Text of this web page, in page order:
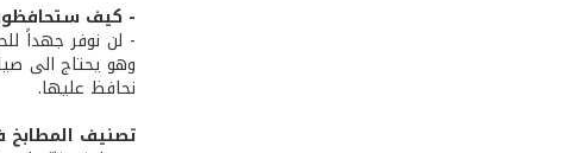
- كيف
- لن نوفر جهداً
وهو يحتاج الى
نحافظ عليها.
تصنيف المطابخ